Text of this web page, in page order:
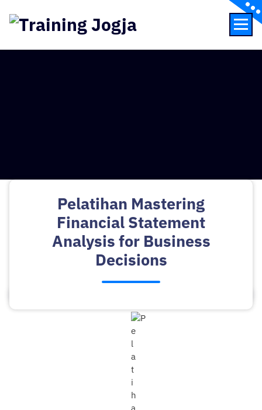
content
Pelatihan Mastering
Financial Statement
Analysis for Business
Decisions
Pelatihan Mastering Financial
Statement Analysis for Business